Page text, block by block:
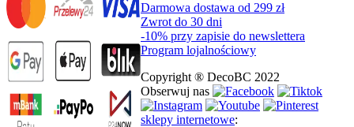
Darmowa dostawa od 299 zł
Zwrot do 30 dni
-10% przy zapisie do newslettera
Program lojalnościowy
Copyright ® DecoBC 2022
Obserwuj nas
sklepy internetowe: